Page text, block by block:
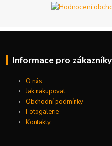
Informace pro zákazníky
O nás
Jak nakupovat
Obchodní podmínky
Fotogalerie
Kontakty